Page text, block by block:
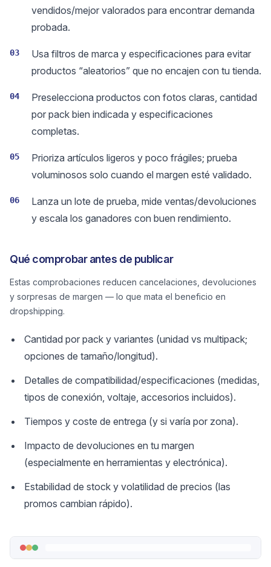
vendidos/mejor valorados para encontrar demanda
probada.
03
Usa filtros de marca y especificaciones para evitar
productos “aleatorios” que no encajen con tu tienda.
04
Preselecciona productos con fotos claras, cantidad
por pack bien indicada y especificaciones
completas.
05
Prioriza artículos ligeros y poco frágiles; prueba
voluminosos solo cuando el margen esté validado.
06
Lanza un lote de prueba, mide ventas/devoluciones
y escala los ganadores con buen rendimiento.
Qué comprobar antes de publicar
Estas comprobaciones reducen cancelaciones, devoluciones
y sorpresas de margen — lo que mata el beneficio en
dropshipping.
Cantidad por pack y variantes (unidad vs multipack;
opciones de tamaño/longitud).
Detalles de compatibilidad/especificaciones (medidas,
tipos de conexión, voltaje, accesorios incluidos).
Tiempos y coste de entrega (y si varía por zona).
Impacto de devoluciones en tu margen
(especialmente en herramientas y electrónica).
Estabilidad de stock y volatilidad de precios (las
promos cambian rápido).